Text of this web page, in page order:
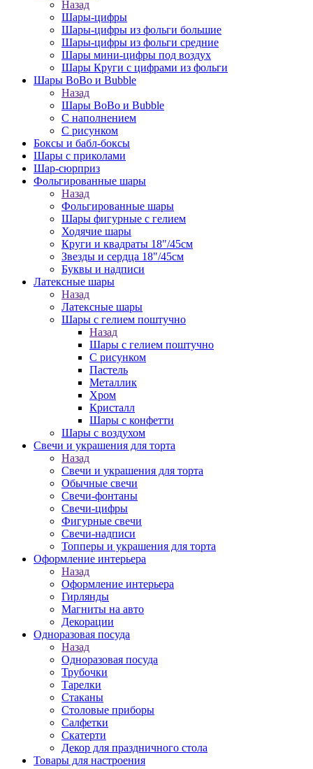
Назад
Шары-цифры
Шары-цифры из фольги большие
Шары-цифры из фольги средние
Шары мини-цифры под воздух
Шары Круги с цифрами из фольги
Шары BoBo и Bubble
Назад
Шары BoBo и Bubble
С наполнением
С рисунком
Боксы и бабл-боксы
Шары с приколами
Шар-сюрприз
Фольгированные шары
Назад
Фольгированные шары
Шары фигурные с гелием
Ходячие шары
Круги и квадраты 18"/45см
Звезды и сердца 18"/45см
Буквы и надписи
Латексные шары
Назад
Латексные шары
Шары с гелием поштучно
Назад
Шары с гелием поштучно
С рисунком
Пастель
Металлик
Хром
Кристалл
Шары с конфетти
Шары с воздухом
Свечи и украшения для торта
Назад
Свечи и украшения для торта
Обычные свечи
Свечи-фонтаны
Свечи-цифры
Фигурные свечи
Свечи-надписи
Топперы и украшения для торта
Оформление интерьера
Назад
Оформление интерьера
Гирлянды
Магниты на авто
Декорации
Одноразовая посуда
Назад
Одноразовая посуда
Трубочки
Тарелки
Стаканы
Столовые приборы
Салфетки
Скатерти
Декор для праздничного стола
Товары для настроения